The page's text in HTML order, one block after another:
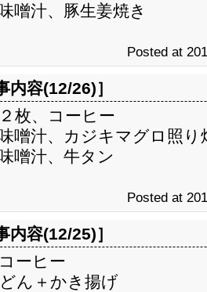
噌汁、豚生姜焼き
Posted at
内容(12/26)］
枚、コーヒー
噌汁、カジキマグロ照り
噌汁、牛タン
Posted at
内容(12/25)］
ーヒー
ん＋かき揚げ